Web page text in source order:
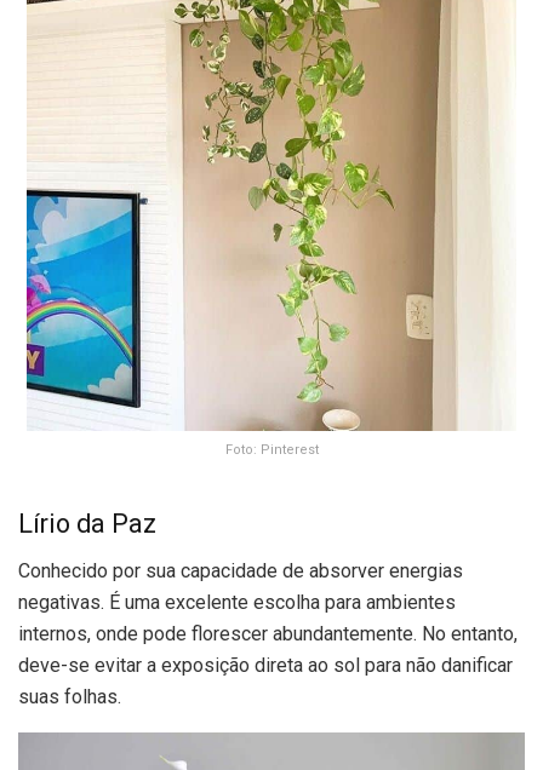
Foto: Pinterest
Lírio da Paz
Conhecido por sua capacidade de absorver energias
negativas. É uma excelente escolha para ambientes
internos, onde pode florescer abundantemente. No entanto,
deve-se evitar a exposição direta ao sol para não danificar
suas folhas.